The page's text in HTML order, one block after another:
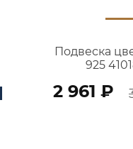
Подвеска
925
2 961 ₽